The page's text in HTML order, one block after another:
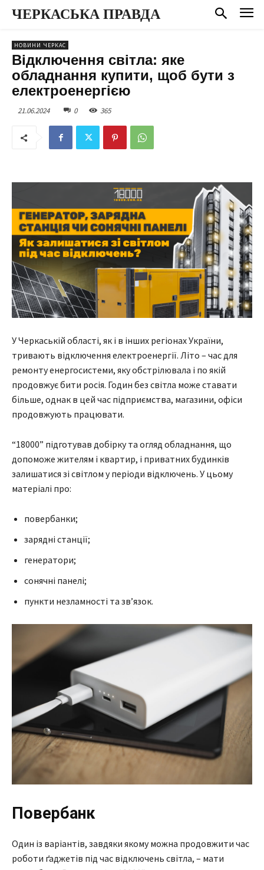
ЧЕРКАСЬКА ПРАВДА
НОВИНИ ЧЕРКАС
Відключення світла: яке
обладнання купити, щоб бути з
електроенергією
21.06.2024 0 365
У Черкаській області, як і в інших регіонах України,
тривають відключення електроенергії. Літо – час для
ремонту енергосистеми, яку обстрілювала і по якій
продовжує бити росія. Годин без світла може ставати
більше, однак в цей час підприємства, магазини, офіси
продовжують працювати.
“18000” підготував добірку та огляд обладнання, що
допоможе жителям і квартир, і приватних будинків
залишатися зі світлом у періоди відключень. У цьому
матеріалі про:
повербанки;
зарядні станції;
генератори;
сонячні панелі;
пункти незламності та зв’язок.
Повербанк
Один із варіантів, завдяки якому можна продовжити час
роботи ґаджетів під час відключень світла, – мати